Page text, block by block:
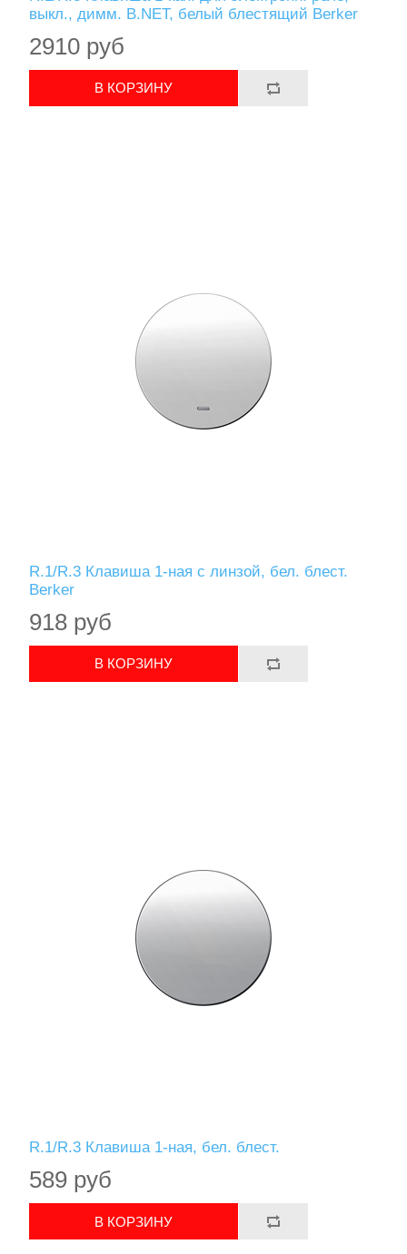
выкл., димм. B.NET, белый блестящий Berker
2910 руб
R.1/R.3 Клавиша 1-ная с линзой, бел. блест.
Berker
918 руб
R.1/R.3 Клавиша 1-ная, бел. блест.
589 руб